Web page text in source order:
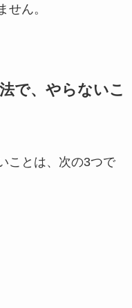
せん。
で、やらないこ
ことは、次の3つで